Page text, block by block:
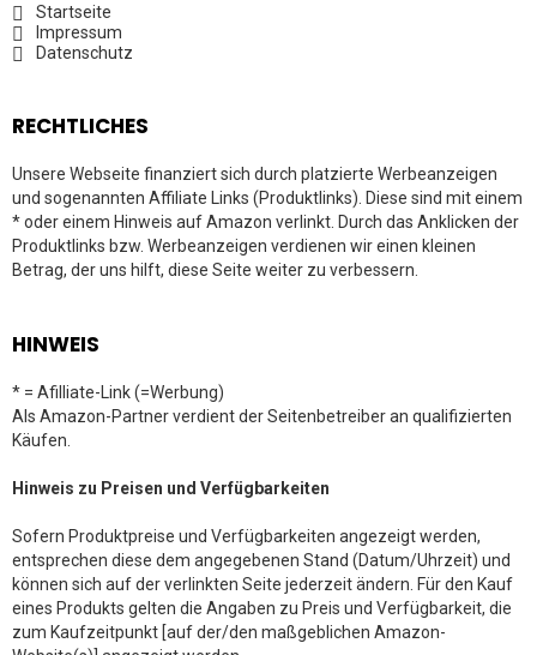
Startseite
Impressum
Datenschutz
RECHTLICHES
Unsere Webseite finanziert sich durch platzierte Werbeanzeigen
und sogenannten Affiliate Links (Produktlinks). Diese sind mit einem
* oder einem Hinweis auf Amazon verlinkt. Durch das Anklicken der
Produktlinks bzw. Werbeanzeigen verdienen wir einen kleinen
Betrag, der uns hilft, diese Seite weiter zu verbessern.
HINWEIS
* = Afilliate-Link (=Werbung)
Als Amazon-Partner verdient der Seitenbetreiber an qualifizierten
Käufen.
Hinweis zu Preisen und Verfügbarkeiten
Sofern Produktpreise und Verfügbarkeiten angezeigt werden,
entsprechen diese dem angegebenen Stand (Datum/Uhrzeit) und
können sich auf der verlinkten Seite jederzeit ändern. Für den Kauf
eines Produkts gelten die Angaben zu Preis und Verfügbarkeit, die
zum Kaufzeitpunkt [auf der/den maßgeblichen Amazon-